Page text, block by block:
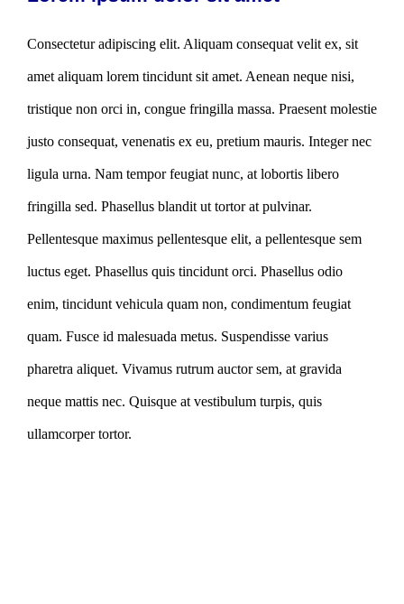
Consectetur adipiscing elit. Aliquam consequat velit ex, sit
amet aliquam lorem tincidunt sit amet. Aenean neque nisi,
tristique non orci in, congue fringilla massa. Praesent molestie
justo consequat, venenatis ex eu, pretium mauris. Integer nec
ligula urna. Nam tempor feugiat nunc, at lobortis libero
fringilla sed. Phasellus blandit ut tortor at pulvinar.
Pellentesque maximus pellentesque elit, a pellentesque sem
luctus eget. Phasellus quis tincidunt orci. Phasellus odio
enim, tincidunt vehicula quam non, condimentum feugiat
quam. Fusce id malesuada metus. Suspendisse varius
pharetra aliquet. Vivamus rutrum auctor sem, at gravida
neque mattis nec. Quisque at vestibulum turpis, quis
ullamcorper tortor.